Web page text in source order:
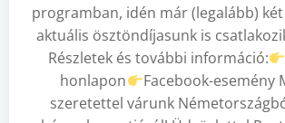
programban, idén már (legalább)
aktuális ösztöndíjasunk is
Részletek és további információ:
honlapon
Facebook-esemény
szeretettel várunk